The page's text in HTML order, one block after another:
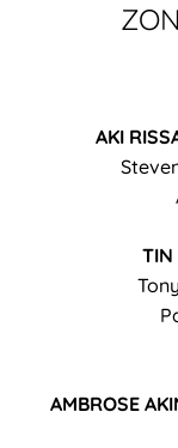
AKI
TIN
AMBROSE